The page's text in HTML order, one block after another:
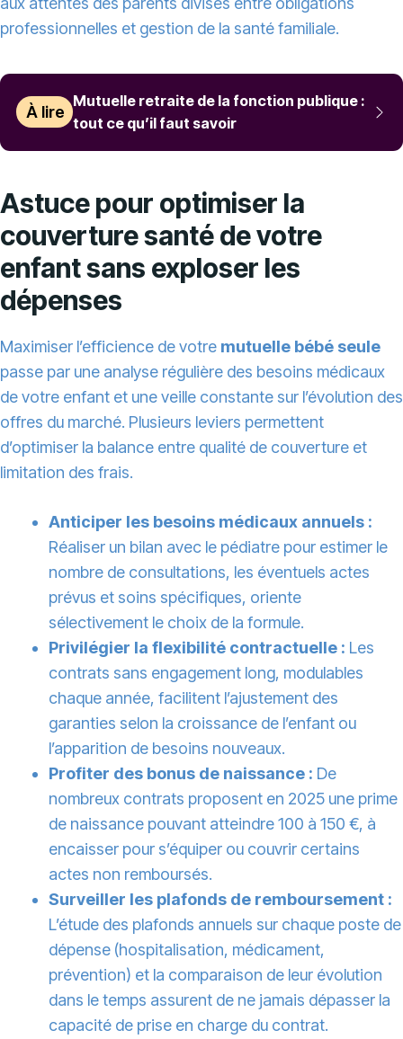
professionnelles et gestion de la santé familiale.
À lire
Mutuelle retraite de la fonction publique :
tout ce qu’il faut savoir
Astuce pour optimiser la
couverture santé de votre
enfant sans exploser les
dépenses
Maximiser l’efficience de votre mutuelle bébé seule
passe par une analyse régulière des besoins médicaux
de votre enfant et une veille constante sur l’évolution des
offres du marché. Plusieurs leviers permettent
d’optimiser la balance entre qualité de couverture et
limitation des frais.
Anticiper les besoins médicaux annuels :
Réaliser un bilan avec le pédiatre pour estimer le
nombre de consultations, les éventuels actes
prévus et soins spécifiques, oriente
sélectivement le choix de la formule.
Privilégier la flexibilité contractuelle : Les
contrats sans engagement long, modulables
chaque année, facilitent l’ajustement des
garanties selon la croissance de l’enfant ou
l’apparition de besoins nouveaux.
Profiter des bonus de naissance : De
nombreux contrats proposent en 2025 une prime
de naissance pouvant atteindre 100 à 150 €, à
encaisser pour s’équiper ou couvrir certains
actes non remboursés.
Surveiller les plafonds de remboursement :
L’étude des plafonds annuels sur chaque poste de
dépense (hospitalisation, médicament,
prévention) et la comparaison de leur évolution
dans le temps assurent de ne jamais dépasser la
capacité de prise en charge du contrat.